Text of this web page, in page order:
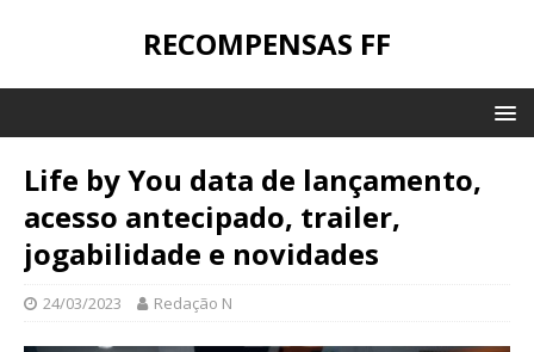
RECOMPENSAS FF
Life by You data de lançamento,
acesso antecipado, trailer,
jogabilidade e novidades
24/03/2023 Redação N